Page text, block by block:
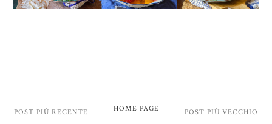
POST PIÙ RECENTE POST PIÙ VECCHIO
HOME PAGE